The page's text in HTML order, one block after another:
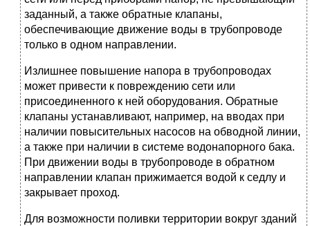
заданный, а также обратные клапаны,
обеспечивающие движение воды в трубопроводе
только в одном направлении.
Излишнее повышение напора в трубопроводах
может привести к повреждению сети или
присоединенного к ней оборудования. Обратные
клапаны устанавливают, например, на вводах при
наличии повысительных насосов на обводной линии,
а также при наличии в системе водонапорного бака.
При движении воды в трубопроводе в обратном
направлении клапан прижимается водой к седлу и
закрывает проход.
Для возможности поливки территории вокруг зданий